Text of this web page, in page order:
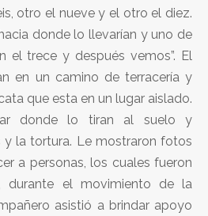
otro el nueve y el otro el diez.
donde lo llevarían y uno de
el trece y después vemos”. El
en un camino de terracería y
que esta en un lugar aislado.
donde lo tiran al suelo y
la tortura. Le mostraron fotos
a personas, los cuales fueron
durante el movimiento de la
asistió a brindar apoyo